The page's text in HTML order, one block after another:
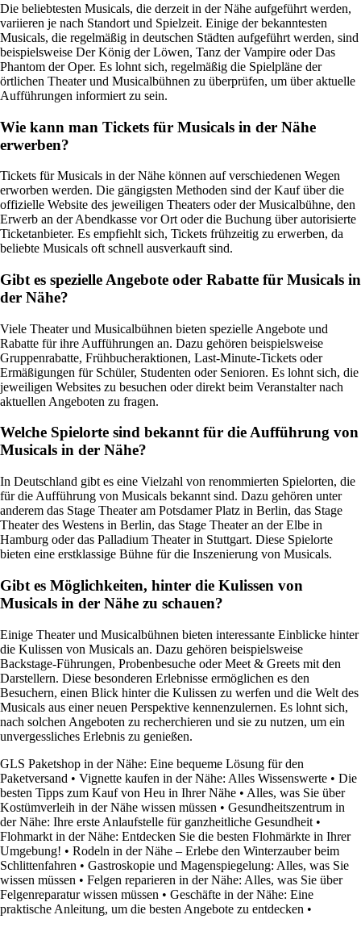
Die beliebtesten Musicals, die derzeit in der Nähe aufgeführt werden,
variieren je nach Standort und Spielzeit. Einige der bekanntesten
Musicals, die regelmäßig in deutschen Städten aufgeführt werden, sind
beispielsweise Der König der Löwen, Tanz der Vampire oder Das
Phantom der Oper. Es lohnt sich, regelmäßig die Spielpläne der
örtlichen Theater und Musicalbühnen zu überprüfen, um über aktuelle
Aufführungen informiert zu sein.
Wie kann man Tickets für Musicals in der Nähe
erwerben?
Tickets für Musicals in der Nähe können auf verschiedenen Wegen
erworben werden. Die gängigsten Methoden sind der Kauf über die
offizielle Website des jeweiligen Theaters oder der Musicalbühne, den
Erwerb an der Abendkasse vor Ort oder die Buchung über autorisierte
Ticketanbieter. Es empfiehlt sich, Tickets frühzeitig zu erwerben, da
beliebte Musicals oft schnell ausverkauft sind.
Gibt es spezielle Angebote oder Rabatte für Musicals in
der Nähe?
Viele Theater und Musicalbühnen bieten spezielle Angebote und
Rabatte für ihre Aufführungen an. Dazu gehören beispielsweise
Gruppenrabatte, Frühbucheraktionen, Last-Minute-Tickets oder
Ermäßigungen für Schüler, Studenten oder Senioren. Es lohnt sich, die
jeweiligen Websites zu besuchen oder direkt beim Veranstalter nach
aktuellen Angeboten zu fragen.
Welche Spielorte sind bekannt für die Aufführung von
Musicals in der Nähe?
In Deutschland gibt es eine Vielzahl von renommierten Spielorten, die
für die Aufführung von Musicals bekannt sind. Dazu gehören unter
anderem das Stage Theater am Potsdamer Platz in Berlin, das Stage
Theater des Westens in Berlin, das Stage Theater an der Elbe in
Hamburg oder das Palladium Theater in Stuttgart. Diese Spielorte
bieten eine erstklassige Bühne für die Inszenierung von Musicals.
Gibt es Möglichkeiten, hinter die Kulissen von
Musicals in der Nähe zu schauen?
Einige Theater und Musicalbühnen bieten interessante Einblicke hinter
die Kulissen von Musicals an. Dazu gehören beispielsweise
Backstage-Führungen, Probenbesuche oder Meet & Greets mit den
Darstellern. Diese besonderen Erlebnisse ermöglichen es den
Besuchern, einen Blick hinter die Kulissen zu werfen und die Welt des
Musicals aus einer neuen Perspektive kennenzulernen. Es lohnt sich,
nach solchen Angeboten zu recherchieren und sie zu nutzen, um ein
unvergessliches Erlebnis zu genießen.
GLS Paketshop in der Nähe: Eine bequeme Lösung für den
Paketversand • Vignette kaufen in der Nähe: Alles Wissenswerte • Die
besten Tipps zum Kauf von Heu in Ihrer Nähe • Alles, was Sie über
Kostümverleih in der Nähe wissen müssen • Gesundheitszentrum in
der Nähe: Ihre erste Anlaufstelle für ganzheitliche Gesundheit •
Flohmarkt in der Nähe: Entdecken Sie die besten Flohmärkte in Ihrer
Umgebung! • Rodeln in der Nähe – Erlebe den Winterzauber beim
Schlittenfahren • Gastroskopie und Magenspiegelung: Alles, was Sie
wissen müssen • Felgen reparieren in der Nähe: Alles, was Sie über
Felgenreparatur wissen müssen • Geschäfte in der Nähe: Eine
praktische Anleitung, um die besten Angebote zu entdecken •